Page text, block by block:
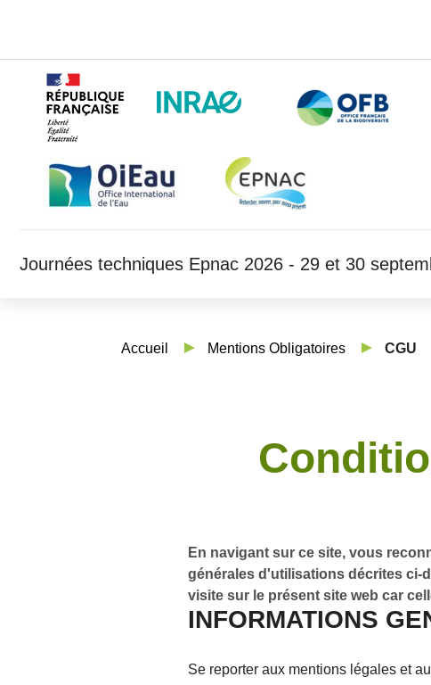
Journées techniques Epnac 2026 - 29 et 30
Accueil Mentions Obligatoires CGU
En navigant sur ce site, vous
générales d'utilisations décrites ci-
visite sur le présent site web car
INFORMATIONS
Se reporter aux mentions légales et